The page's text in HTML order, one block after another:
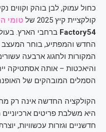
כחול עמוק, לבן בוהק וקווים
קולקציית קיץ 2025 של
טומי
Factory54 ברחבי הארץ.
החדש והמפתיע, בוחר המעצב
המקורות ולחגוג ארבעה
והיאכטות – אותה אסתטיקה
הסמלים המובהקים של
הקולקציה החדשה אינה רק
היא משלבת פריטים
חדשניים וגזרות עכשוויות,